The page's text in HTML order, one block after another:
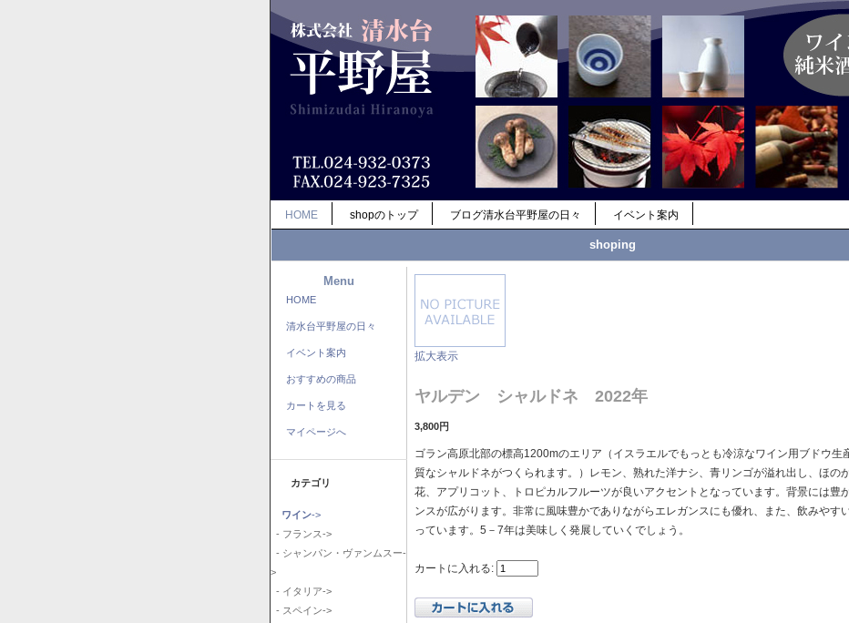
HOME shopのトップ ブログ清水台平野屋の日々 イベント案内
shoping
Menu
HOME
清水台平野屋の日々
イベント案内
おすすめの商品
カートを見る
マイページへ
カテゴリ
ワイン->
- フランス->
- シャンパン・ヴァンムスー-
>
- イタリア->
- スペイン->
拡大表示
ヤルデン シャルドネ 2022年
3,800円
ゴラン高原北部の標高1200mのエリア（イスラエルでもっとも冷涼なワイン用ブドウ生
質なシャルドネがつくられます。）レモン、熟れた洋ナシ、青リンゴが溢れ出し、ほの
花、アプリコット、トロピカルフルーツが良いアクセントとなっています。背景には豊
ンスが広がります。非常に風味豊かでありながらエレガンスにも優れ、また、飲みやす
っています。5－7年は美味しく発展していくでしょう。
カートに入れる: